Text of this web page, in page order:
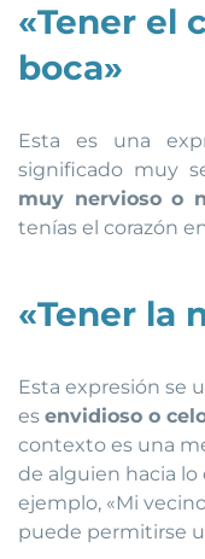
«Tener el
boca»
Esta es una
significado muy
muy nervioso o
tenías el corazón
«Tener la
Esta expresión se
es envidioso o
contexto es una
de alguien hacia
ejemplo, «Mi
puede permitirse